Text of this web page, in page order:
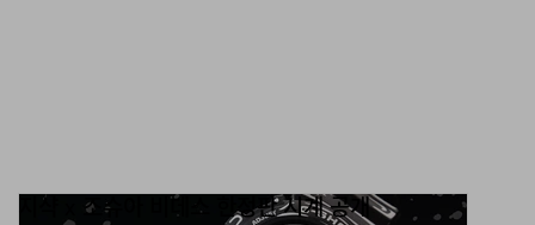
지샥 x 조슈아 비데스 한정판 시계 공개